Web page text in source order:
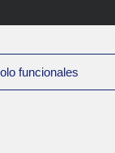
funcionales
Bioef
Gobierno Vasco